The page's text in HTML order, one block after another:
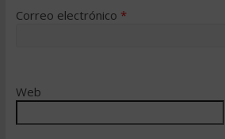
Correo electrónico *
Web